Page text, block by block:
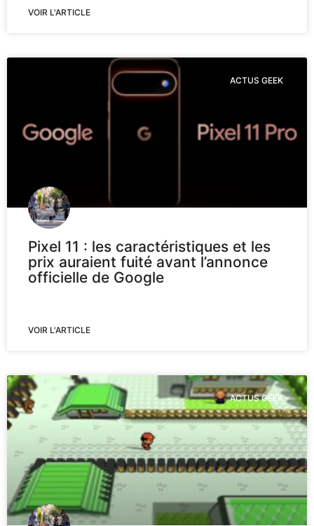
VOIR L'ARTICLE
ACTUS GEEK
Pixel 11 : les caractéristiques et les
prix auraient fuité avant l’annonce
officielle de Google
VOIR L'ARTICLE
ACTUS GEEK